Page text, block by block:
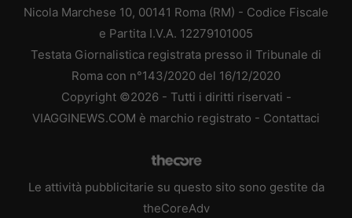
Nicola Marchese 10, 00141 Roma (RM) - Codice Fiscale
e Partita I.V.A. 12279101005
Testata Giornalistica registrata presso il Tribunale di
Roma con n°143/2020 del 16/12/2020
Copyright ©2026 - Tutti i diritti riservati -
VIAGGINEWS.COM è marchio registrato - Contattaci
Le attività pubblicitarie su questo sito sono gestite da
theCoreAdv